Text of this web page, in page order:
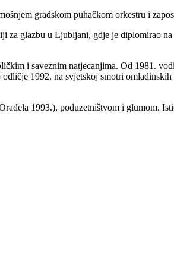
gradskom puhačkom orkestru i
za glazbu u Ljubljani, gdje je diplomirao
i saveznim natjecanjima. Od 1981.
1992. na svjetskoj smotri
1993.), poduzetništvom i glumom.